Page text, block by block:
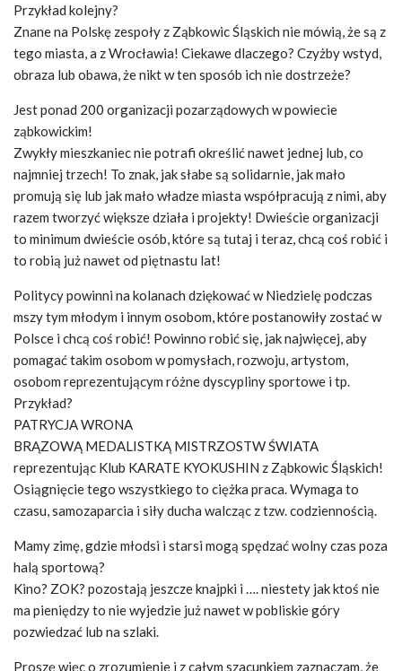
Przykład kolejny?
Znane na Polskę zespoły z Ząbkowic Śląskich nie mówią, że są z
tego miasta, a z Wrocławia! Ciekawe dlaczego? Czyżby wstyd,
obraza lub obawa, że nikt w ten sposób ich nie dostrzeże?
Jest ponad 200 organizacji pozarządowych w powiecie
ząbkowickim!
Zwykły mieszkaniec nie potrafi określić nawet jednej lub, co
najmniej trzech! To znak, jak słabe są solidarnie, jak mało
promują się lub jak mało władze miasta współpracują z nimi, aby
razem tworzyć większe działa i projekty! Dwieście organizacji
to minimum dwieście osób, które są tutaj i teraz, chcą coś robić i
to robią już nawet od piętnastu lat!
Politycy powinni na kolanach dziękować w Niedzielę podczas
mszy tym młodym i innym osobom, które postanowiły zostać w
Polsce i chcą coś robić! Powinno robić się, jak najwięcej, aby
pomagać takim osobom w pomysłach, rozwoju, artystom,
osobom reprezentującym różne dyscypliny sportowe i tp.
Przykład?
PATRYCJA WRONA
BRĄZOWĄ MEDALISTKĄ MISTRZOSTW ŚWIATA
reprezentując Klub KARATE KYOKUSHIN z Ząbkowic Śląskich!
Osiągnięcie tego wszystkiego to ciężka praca. Wymaga to
czasu, samozaparcia i siły ducha walcząc z tzw. codziennością.
Mamy zimę, gdzie młodsi i starsi mogą spędzać wolny czas poza
halą sportową?
Kino? ZOK? pozostają jeszcze knajpki i …. niestety jak ktoś nie
ma pieniędzy to nie wyjedzie już nawet w pobliskie góry
pozwiedzać lub na szlaki.
Proszę więc o zrozumienie i z całym szacunkiem zaznaczam, że